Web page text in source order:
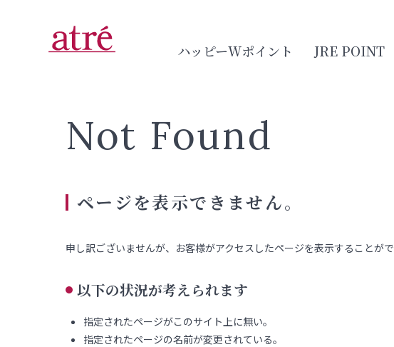
ハッピーWポイント JRE POINT
Not Found
ページを表示できません。
申し訳ございませんが、お客様がアクセスしたページを表示することがで
以下の状況が考えられます
指定されたページがこのサイト上に無い。
指定されたページの名前が変更されている。